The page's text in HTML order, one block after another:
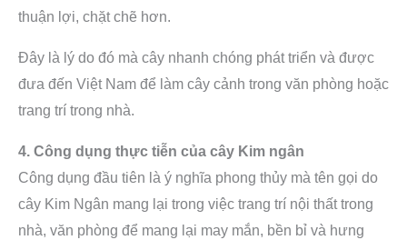
thuận lợi, chặt chẽ hơn.
Đây là lý do đó mà cây nhanh chóng phát triển và được
đưa đến Việt Nam để làm cây cảnh trong văn phòng hoặc
trang trí trong nhà.
4. Công dụng thực tiễn của cây Kim ngân
Công dụng đầu tiên là ý nghĩa phong thủy mà tên gọi do
cây Kim Ngân mang lại trong việc trang trí nội thất trong
nhà, văn phòng để mang lại may mắn, bền bỉ và hưng